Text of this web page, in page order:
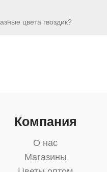
цвета гвоздик?
Компания
О нас
Магазины